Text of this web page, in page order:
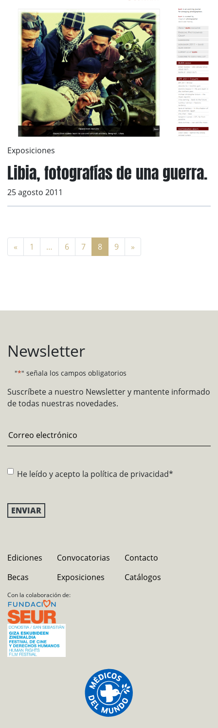
Exposiciones
Libia, fotografías de una guerra.
25 agosto 2011
« 1 … 6 7 8 9 »
Newsletter
"*" señala los campos obligatorios
Suscríbete a nuestro Newsletter y mantente informado
de todas nuestras novedades.
Email*
Consentimiento*
He leído y acepto la política de privacidad*
Ediciones
Becas
Convocatorias
Exposiciones
Contacto
Catálogos
Con la colaboración de: